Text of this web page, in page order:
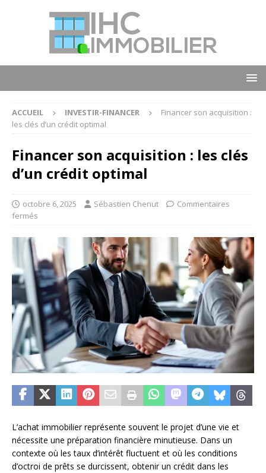
ACCUEIL INVESTIR-FINANCER
Financer son acquisition :
les clés d’un crédit optimal
Financer son acquisition : les clés
d’un crédit optimal
octobre 6, 2025 Sébastien Chenut
Commentaires
fermés
L’achat immobilier représente souvent le projet d’une vie et
nécessite une préparation financière minutieuse. Dans un
contexte où les taux d’intérêt fluctuent et où les conditions
d’octroi de prêts se durcissent, obtenir un crédit dans les